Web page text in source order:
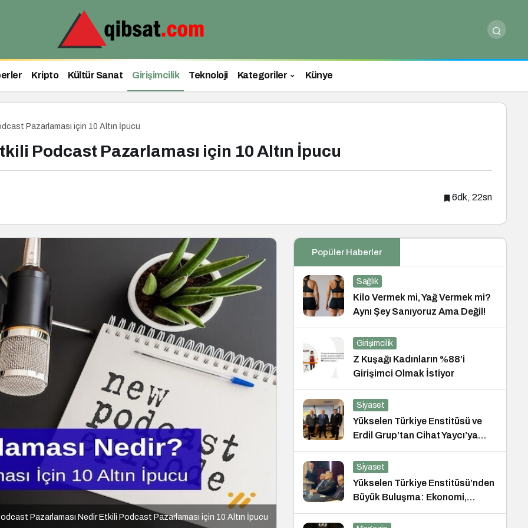
Kripto Kültür Sanat Girişimcilik Teknoloji Kategoriler Künye
Pazarlaması için 10 Altın İpucu
Podcast Pazarlaması için 10 Altın İpucu
6dk, 22sn
Pazarlaması Nedir Etkili Podcast Pazarlaması için 10 Altın İpucu
Popüler Haberler
Sağlık
Kilo Vermek mi, Yağ Vermek mi?
Aynı Şey Sanıyoruz Ama Değil!
Girişimcilik
Z Kuşağı Kadınların %88’i
Girişimci Olmak İstiyor
Siyaset
Yükselen Türkiye Enstitüsü ve
Erdil Grup’tan Cihat Yaycı’ya
Anlamlı Ziyaret
Siyaset
Yükselen Türkiye Enstitüsü’nden
Büyük Buluşma: Ekonomi,
Güvenlik Politikaları ve Hukuk
Konferansı